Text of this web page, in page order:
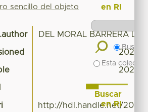
sencillo del objeto
DEL MORAL BARRERA
2020-
2020-
http://hdl.handle.net/
en RI
Buscar
Esta
Buscar
en RI